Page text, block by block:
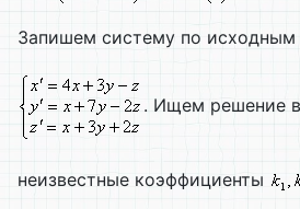
Запишем систему по
. Ищем решение
неизвестные коэффициенты